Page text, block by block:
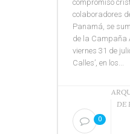
compromiso
colaboradores
Panamá, se
de la Campaña
viernes 31 de
Calles’, en los...
0
DE